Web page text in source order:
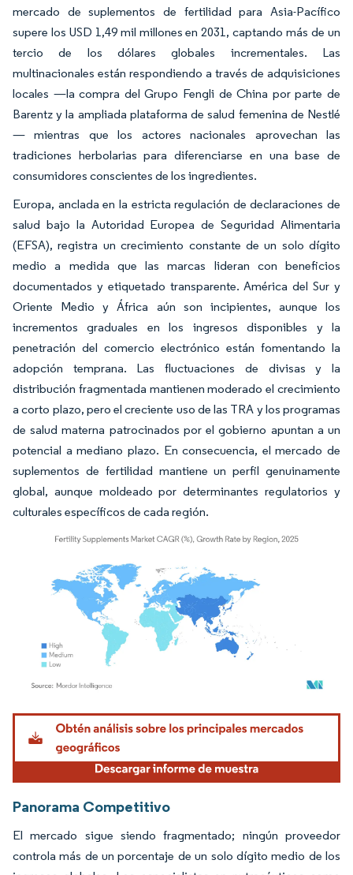
mercado de suplementos de fertilidad para Asia-Pacífico
supere los USD 1,49 mil millones en 2031, captando más de un
tercio de los dólares globales incrementales. Las
multinacionales están respondiendo a través de adquisiciones
locales —la compra del Grupo Fengli de China por parte de
Barentz y la ampliada plataforma de salud femenina de Nestlé
— mientras que los actores nacionales aprovechan las
tradiciones herbolarias para diferenciarse en una base de
consumidores conscientes de los ingredientes.
Europa, anclada en la estricta regulación de declaraciones de
salud bajo la Autoridad Europea de Seguridad Alimentaria
(EFSA), registra un crecimiento constante de un solo dígito
medio a medida que las marcas lideran con beneficios
documentados y etiquetado transparente. América del Sur y
Oriente Medio y África aún son incipientes, aunque los
incrementos graduales en los ingresos disponibles y la
penetración del comercio electrónico están fomentando la
adopción temprana. Las fluctuaciones de divisas y la
distribución fragmentada mantienen moderado el crecimiento
a corto plazo, pero el creciente uso de las TRA y los programas
de salud materna patrocinados por el gobierno apuntan a un
potencial a mediano plazo. En consecuencia, el mercado de
suplementos de fertilidad mantiene un perfil genuinamente
global, aunque moldeado por determinantes regulatorios y
culturales específicos de cada región.
Imagen © Mordor Intelligence. El uso requiere atribución según CC BY 4.0.
Panorama Competitivo
El mercado sigue siendo fragmentado; ningún proveedor
controla más de un porcentaje de un solo dígito medio de los